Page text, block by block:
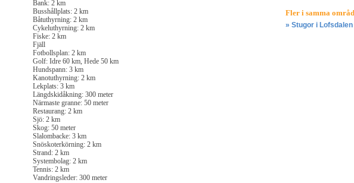
Bank: 2 km
Busshållplats: 2 km
Båtuthyrning: 2 km
Cykeluthyrning: 2 km
Fiske: 2 km
Fjäll
Fotbollsplan: 2 km
Golf: Idre 60 km, Hede 50 km
Hundspann: 3 km
Kanotuthyrning: 2 km
Lekplats: 3 km
Längdskidåkning: 300 meter
Närmaste granne: 50 meter
Restaurang: 2 km
Sjö: 2 km
Skog: 50 meter
Slalombacke: 3 km
Snöskoterkörning: 2 km
Strand: 2 km
Systembolag: 2 km
Tennis: 2 km
Vandringsleder: 300 meter
Fler i samma
» Stugor i Lofsdalen